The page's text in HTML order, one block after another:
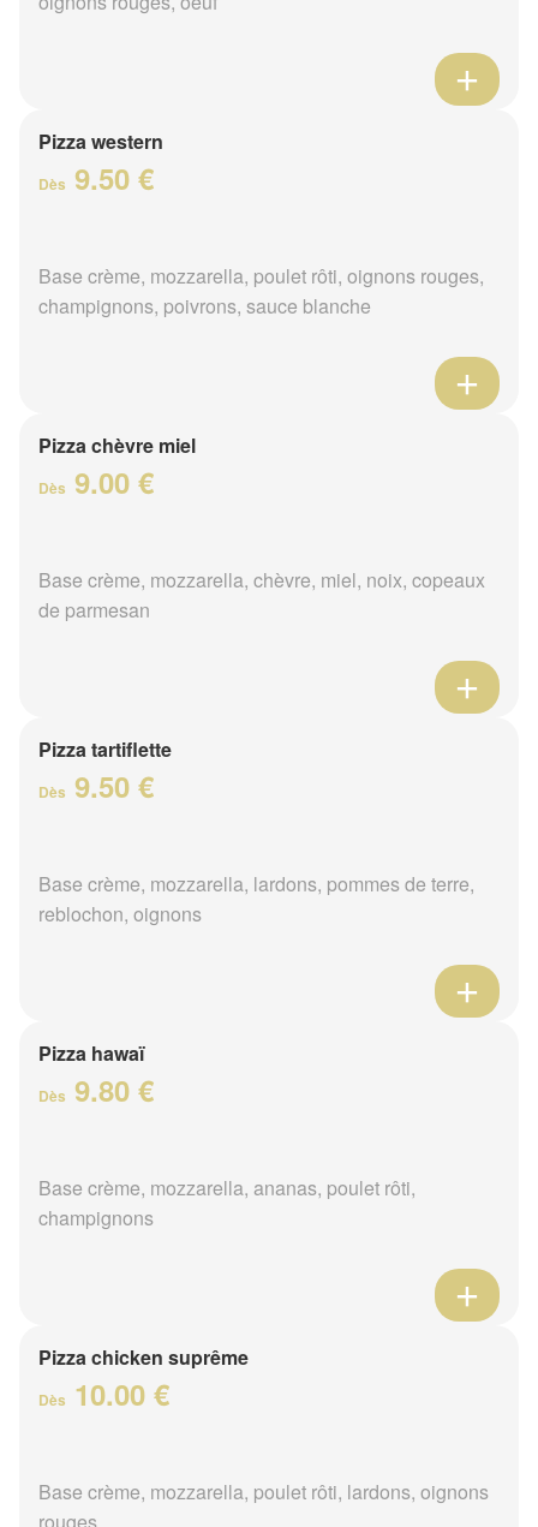
Pizza western
Dès 9.50 €
Base crème, mozzarella, poulet rôti, oignons rouges,
champignons, poivrons, sauce blanche
Pizza chèvre miel
Dès 9.00 €
Base crème, mozzarella, chèvre, miel, noix, copeaux
de parmesan
Pizza tartiflette
Dès 9.50 €
Base crème, mozzarella, lardons, pommes de terre,
reblochon, oignons
Pizza hawaï
Dès 9.80 €
Base crème, mozzarella, ananas, poulet rôti,
champignons
Pizza chicken suprême
Dès 10.00 €
Base crème, mozzarella, poulet rôti, lardons, oignons
rouges